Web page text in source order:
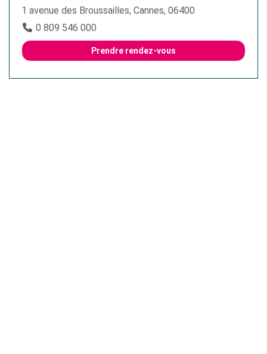
1 avenue des Broussailles, Cannes, 06400
0 809 546 000
Prendre rendez-vous